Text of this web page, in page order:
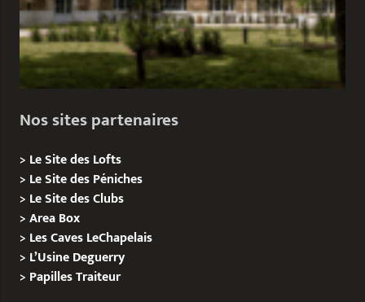
Nos sites partenaires
> Le Site des Lofts
> Le Site des Péniches
> Le Site des Clubs
>Area Box
> Les Caves LeChapelais
> L’Usine Deguerry
> PapillesTraiteur